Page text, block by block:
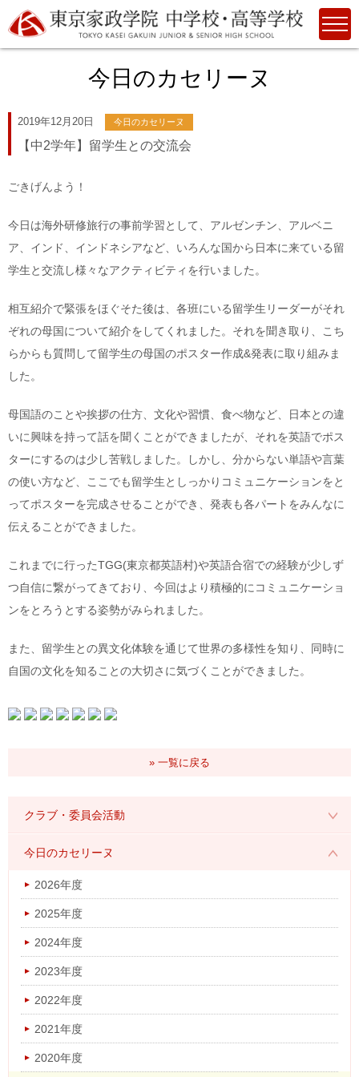
今日のカセリーヌ
2019年12月20日 今日のカセリーヌ
【中2学年】留学生との交流会
ごきげんよう！
今日は海外研修旅行の事前学習として、アルゼンチン、アルベニ
ア、インド、インドネシアなど、いろんな国から日本に来ている留
学生と交流し様々なアクティビティを行いました。
相互紹介で緊張をほぐそた後は、各班にいる留学生リーダーがそれ
ぞれの母国について紹介をしてくれました。それを聞き取り、こち
らからも質問して留学生の母国のポスター作成&発表に取り組みま
した。
母国語のことや挨拶の仕方、文化や習慣、食べ物など、日本との違
いに興味を持って話を聞くことができましたが、それを英語でポス
ターにするのは少し苦戦しました。しかし、分からない単語や言葉
の使い方など、ここでも留学生としっかりコミュニケーションをと
ってポスターを完成させることができ、発表も各パートをみんなに
伝えることができました。
これまでに行ったTGG(東京都英語村)や英語合宿での経験が少しず
つ自信に繋がってきており、今回はより積極的にコミュニケーショ
ンをとろうとする姿勢がみられました。
また、留学生との異文化体験を通じて世界の多様性を知り、同時に
自国の文化を知ることの大切さに気づくことができました。
» 一覧に戻る
クラブ・委員会活動
2026年度
今日のカセリーヌ
2026年度
2025年度
2024年度
2023年度
2022年度
2021年度
2020年度